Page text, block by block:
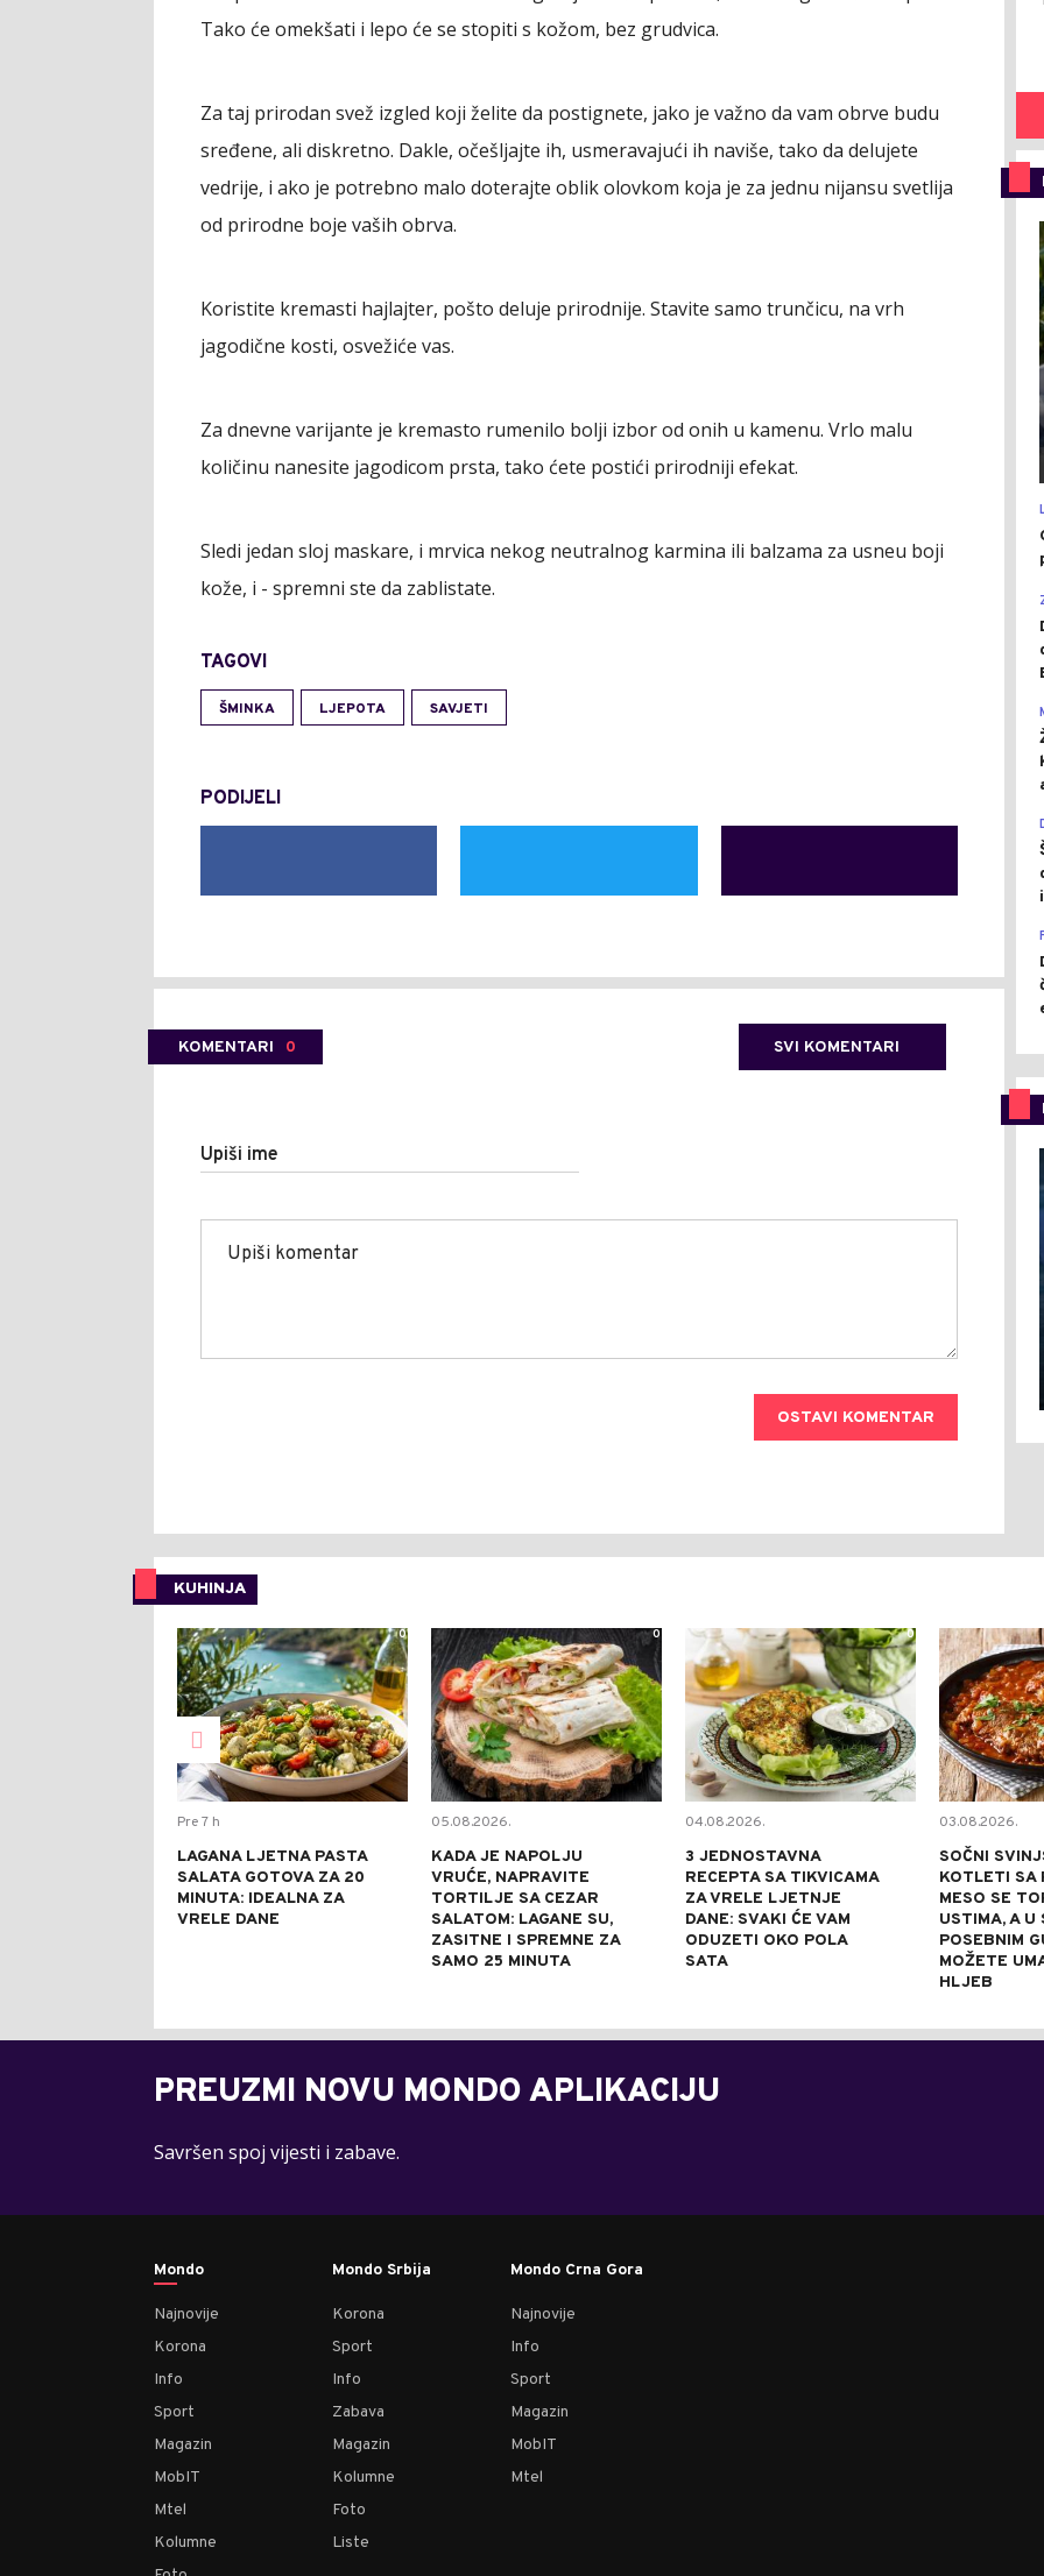
Tako će omekšati i lepo će se stopiti s kožom, bez grudvica.
Za taj prirodan svež izgled koji želite da postignete, jako je važno da vam obrve budu
sređene, ali diskretno. Dakle, očešljajte ih, usmeravajući ih naviše, tako da delujete
vedrije, i ako je potrebno malo doterajte oblik olovkom koja je za jednu nijansu svetlija
od prirodne boje vaših obrva.
Koristite kremasti hajlajter, pošto deluje prirodnije. Stavite samo trunčicu, na vrh
jagodične kosti, osvežiće vas.
Za dnevne varijante je kremasto rumenilo bolji izbor od onih u kamenu. Vrlo malu
količinu nanesite jagodicom prsta, tako ćete postići prirodniji efekat.
Sledi jedan sloj maskare, i mrvica nekog neutralnog karmina ili balzama za usneu boji
kože, i - spremni ste da zablistate.
TAGOVI
ŠMINKA LJEPOTA SAVJETI
PODIJELI
KOMENTARI 0 SVI KOMENTARI
Upiši ime
OSTAVI KOMENTAR
KUHINJA
0
Pre 7 h
LAGANA LJETNA PASTA
SALATA GOTOVA ZA 20
MINUTA: IDEALNA ZA
VRELE DANE
0
05.08.2026.
KADA JE NAPOLJU
VRUĆE, NAPRAVITE
TORTILJE SA CEZAR
SALATOM: LAGANE SU,
ZASITNE I SPREMNE ZA
SAMO 25 MINUTA
0
04.08.2026.
3 JEDNOSTAVNA
RECEPTA SA TIKVICAMA
ZA VRELE LJETNJE
DANE: SVAKI ĆE VAM
ODUZETI OKO POLA
SATA
03.08.2026.
SOČNI
KOTLETI SA
MESO SE
USTIMA, A U
POSEBNIM
MOŽETE
HLJEB
PREUZMI NOVU MONDO APLIKACIJU
Savršen spoj vijesti i zabave.
Mondo
Najnovije
Korona
Info
Sport
Magazin
MobIT
Mtel
Kolumne
Mondo Srbija
Korona
Sport
Info
Zabava
Magazin
Kolumne
Foto
Liste
Mondo Crna Gora
Najnovije
Info
Sport
Magazin
MobIT
Mtel